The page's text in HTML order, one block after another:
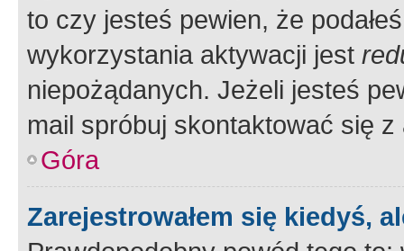
to czy jesteś pewien, że
wykorzystania aktywacji jest
niepożądanych. Jeżeli jesteś
mail spróbuj skontaktować się
Góra
Zarejestrowałem się kiedyś,